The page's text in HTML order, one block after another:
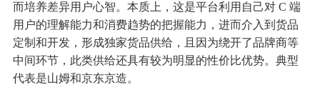
而培养差异用户心智。本质上，这是平台利用自己对 C 端
用户的理解能力和消费趋势的把握能力，进而介入到货品
定制和开发，形成独家货品供给，且因为绕开了品牌商等
中间环节，此类供给还具有较为明显的性价比优势。典型
代表是山姆和京东京造。